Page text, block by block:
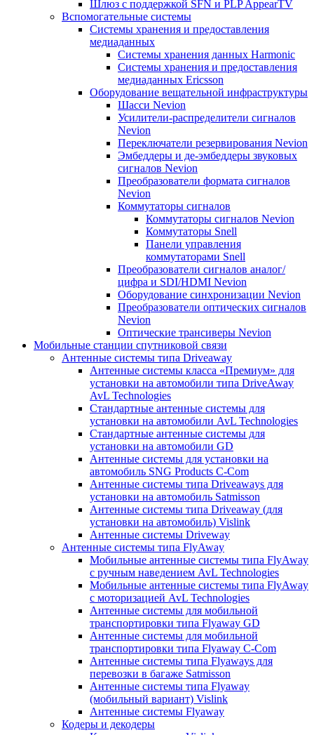
Шлюз с поддержкой SFN и PLP AppearTV
Вспомогательные системы
Системы хранения и предоставления
медиаданных
Системы хранения данных Harmonic
Системы хранения и предоставления
медиаданных Ericsson
Оборудование вещательной инфраструктуры
Шасси Nevion
Усилители-распределители сигналов
Nevion
Переключатели резервирования Nevion
Эмбеддеры и де-эмбеддеры звуковых
сигналов Nevion
Преобразователи формата сигналов
Nevion
Коммутаторы сигналов
Коммутаторы сигналов Nevion
Коммутаторы Snell
Панели управления
коммутаторами Snell
Преобразователи сигналов аналог/
цифра и SDI/HDMI Nevion
Оборудование синхронизации Nevion
Преобразователи оптических сигналов
Nevion
Оптические трансиверы Nevion
Мобильные станции спутниковой связи
Антенные системы типа Driveaway
Антенные системы класса «Премиум» для
установки на автомобили типа DriveAway
AvL Technologies
Стандартные антенные системы для
установки на автомобили AvL Technologies
Стандартные антенные системы для
установки на автомобили GD
Антенные системы для установки на
автомобиль SNG Products C-Com
Антенные системы типа Driveaways для
установки на автомобиль Satmisson
Антенные системы типа Driveaway (для
установки на автомобиль) Vislink
Антенные системы Driveway
Антенные системы типа FlyAway
Мобильные антенные системы типа FlyAway
с ручным наведением AvL Technologies
Мобильные антенные системы типа FlyAway
с моторизацией AvL Technologies
Антенные системы для мобильной
транспортировки типа Flyaway GD
Антенные системы для мобильной
транспортировки типа Flyaway C-Com
Антенные системы типа Flyaways для
перевозки в багаже Satmisson
Антенные системы типа Flyaway
(мобильный вариант) Vislink
Антенные системы Flyaway
Кодеры и декодеры